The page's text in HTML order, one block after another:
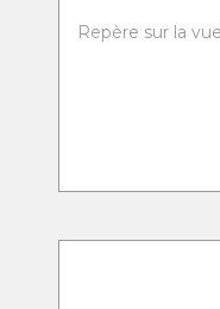
Repère sur la